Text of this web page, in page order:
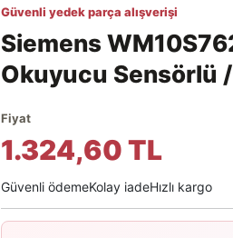
Güvenli yedek parça alışverişi
Siemens
Okuyucu Sensörlü
Fiyat
1.324,60 TL
Güvenli ödemeKolay iadeHızlı kargo